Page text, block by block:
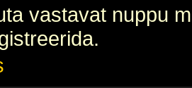
vastavat nuppu